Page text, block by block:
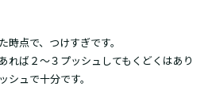
点で、つけすぎです。
れば２～３プッシュしてもくどくはあり
シュで十分です。